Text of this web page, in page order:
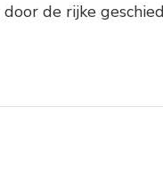
de rijke